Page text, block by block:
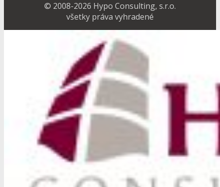
© 2008-2026 Hypo Consulting, s.r.o.
všetky práva vyhradené